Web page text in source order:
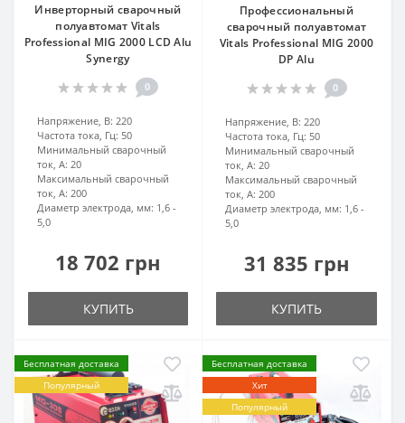
Инверторный сварочный
полуавтомат Vitals
Professional MIG 2000 LCD Alu
Synergy
0
Напряжение, В: 220
Частота тока, Гц: 50
Минимальный сварочный
ток, А: 20
Максимальный сварочный
ток, А: 200
Диаметр электрода, мм: 1,6 -
5,0
18 702 грн
КУПИТЬ
Профессиональный
сварочный полуавтомат
Vitals Professional MIG 2000
DP Alu
0
Напряжение, В: 220
Частота тока, Гц: 50
Минимальный сварочный
ток, А: 20
Максимальный сварочный
ток, А: 200
Диаметр электрода, мм: 1,6 -
5,0
31 835 грн
КУПИТЬ
Бесплатная доставка
Популярный
Бесплатная доставка
Хит
Популярный